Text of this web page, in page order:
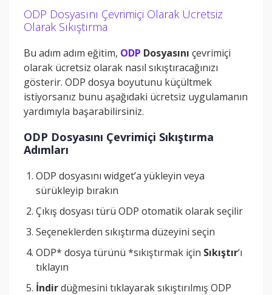
ODP Dosyasını Çevrimiçi Olarak Ücretsiz
Olarak Sıkıştırma
Bu adım adım eğitim, ODP Dosyasını çevrimiçi
olarak ücretsiz olarak nasıl sıkıştıracağınızı
gösterir. ODP dosya boyutunu küçültmek
istiyorsanız bunu aşağıdaki ücretsiz uygulamanın
yardımıyla başarabilirsiniz.
ODP Dosyasını Çevrimiçi Sıkıştırma
Adımları
ODP dosyasını widget’a yükleyin veya
sürükleyip bırakın
Çıkış dosyası türü ODP otomatik olarak seçilir
Seçeneklerden sıkıştırma düzeyini seçin
ODP* dosya türünü *sıkıştırmak için Sıkıştır‘ı
tıklayın
İndirdüğmesini tıklayarak sıkıştırılmış ODP